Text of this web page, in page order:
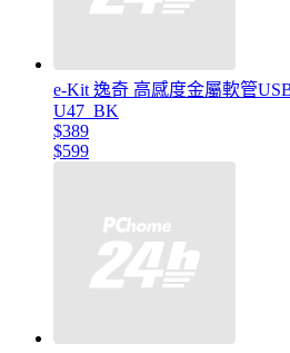
e-Kit 逸奇 高感度金屬軟管
U47_BK
$389
$599